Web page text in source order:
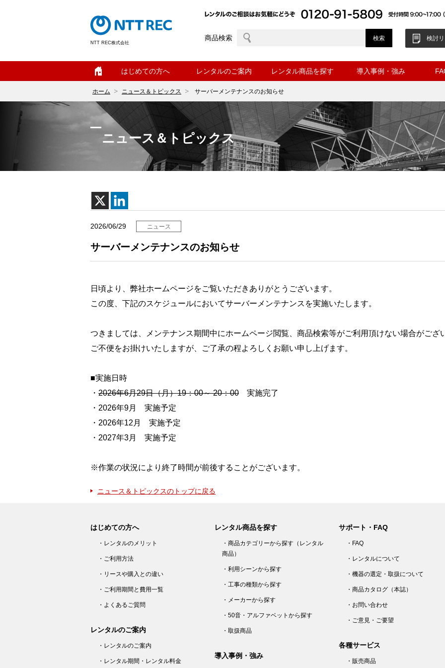
NTT REC株式会社
商品検索 検討
はじめての方へ レンタルのご案内 レンタル商品を探す 導入事例・強み
ホーム ニュース＆トピックス サーバーメンテナンスのお知らせ
ニュース＆トピックス
2026/06/29 ニュース
サーバーメンテナンスのお知らせ
日頃より、弊社ホームページをご覧いただきありがとうございます。
この度、下記のスケジュールにおいてサーバーメンテナンスを実施いたします。
つきましては、メンテナンス期間中にホームページ閲覧、商品検索等がご利用頂けない場合がござ
ご不便をお掛けいたしますが、ご了承の程よろしくお願い申し上げます。
■実施日時
・ 2026年6月29日（月）19：00～ 20：00 実施完了
・2026年9月 実施予定
・2026年12月 実施予定
・2027年3月 実施予定
※作業の状況により終了時間が前後することがございます。
ニュース＆トピックスのトップに戻る
はじめての方へ
・レンタルのメリット
・ご利用方法
・リースや購入との違い
・ご利用期間と費用一覧
・よくあるご質問
レンタルのご案内
・レンタルのご案内
・レンタル期間・レンタル料金
レンタル商品を探す
・商品カテゴリーから探す（レンタル
商品）
・利用シーンから探す
・工事の種類から探す
・メーカーから探す
・50音・アルファベットから探す
・取扱商品
導入事例・強み
サポート・FAQ
・FAQ
・レンタルについて
・機器の選定・取扱について
・商品カタログ（本誌）
・お問い合わせ
・ご意見・ご要望
各種サービス
・販売商品